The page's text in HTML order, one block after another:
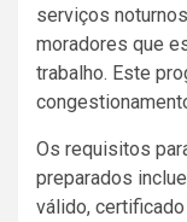
serviços
moradores que
trabalho. Este
Os requisitos
preparados
válido,